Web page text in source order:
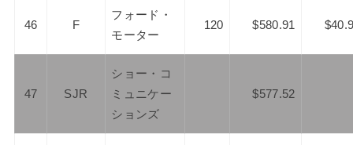
46 F
フォード・
モーター
120 $580.91
47 SJR
ショー・コ
ミュニケー
ションズ
$577.52